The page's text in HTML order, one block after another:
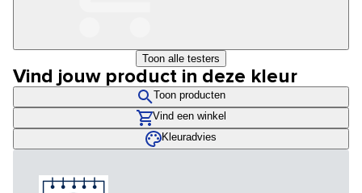
Toon alle testers
Vind jouw product in deze kleur
Toon producten
Vind een winkel
Kleuradvies